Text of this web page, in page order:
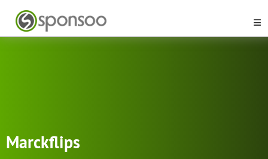
Marckflips